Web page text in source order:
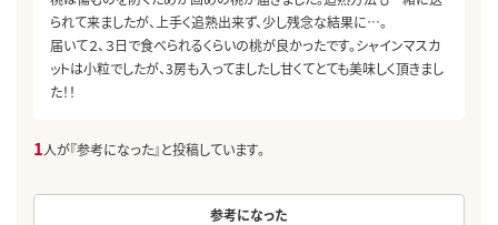
られて来ましたが、上手く追熟出来ず、少し残念な結果に…。
届いて２、３日で食べられるくらいの桃が良かったです。シャインマスカ
ットは小粒でしたが、3房も入ってましたし甘くてとても美味しく頂きまし
た！！
1人が『参考になった』と投稿しています。
参考になった